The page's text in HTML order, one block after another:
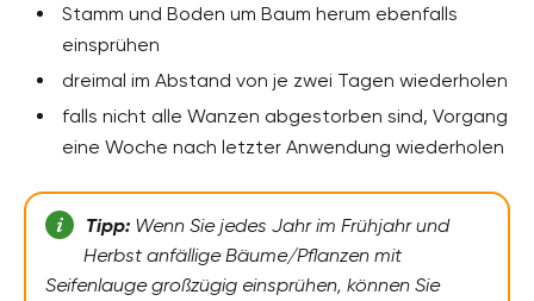
Stamm und Boden um Baum herum ebenfalls
einsprühen
dreimal im Abstand von je zwei Tagen wiederholen
falls nicht alle Wanzen abgestorben sind, Vorgang
eine Woche nach letzter Anwendung wiederholen
Tipp:Wenn Sie jedes Jahr im Frühjahr und
Herbst anfällige Bäume/Pflanzen mit
Seifenlauge großzügig einsprühen, können Sie